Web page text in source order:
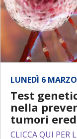
LUNEDÌ 6 MARZO
Test
nella
tumori
CLICCA QUI PER